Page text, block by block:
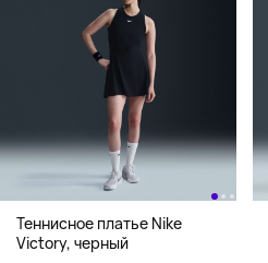
Теннисное платье Nike
Victory, черный